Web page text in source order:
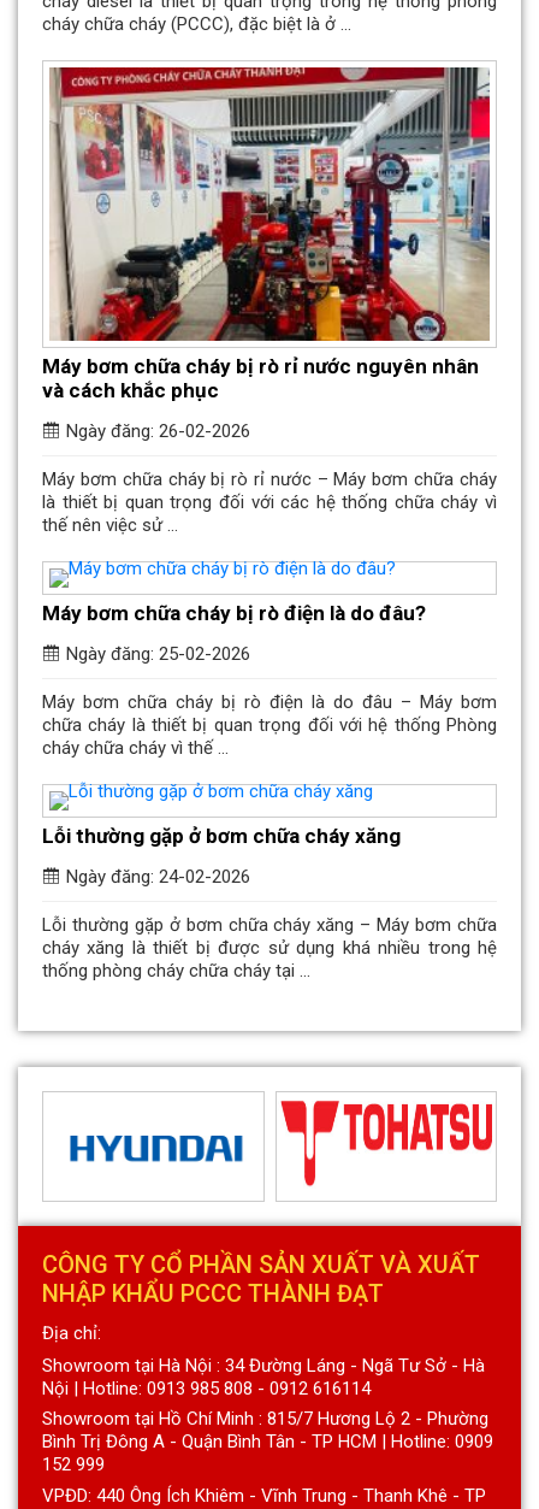
cháy chữa cháy (PCCC), đặc biệt là ở ...
Máy bơm chữa cháy bị rò rỉ nước nguyên nhân
và cách khắc phục
Ngày đăng: 26-02-2026
Máy bơm chữa cháy bị rò rỉ nước – Máy bơm chữa cháy
là thiết bị quan trọng đối với các hệ thống chữa cháy vì
thế nên việc sử ...
Máy bơm chữa cháy bị rò điện là do đâu?
Ngày đăng: 25-02-2026
Máy bơm chữa cháy bị rò điện là do đâu – Máy bơm
chữa cháy là thiết bị quan trọng đối với hệ thống Phòng
cháy chữa cháy vì thế ...
Lỗi thường gặp ở bơm chữa cháy xăng
Ngày đăng: 24-02-2026
Lỗi thường gặp ở bơm chữa cháy xăng – Máy bơm chữa
cháy xăng là thiết bị được sử dụng khá nhiều trong hệ
thống phòng cháy chữa cháy tại ...
CÔNG TY CỔ PHẦN SẢN XUẤT VÀ XUẤT
NHẬP KHẨU PCCC THÀNH ĐẠT
Địa chỉ:
Showroom tại Hà Nội : 34 Đường Láng - Ngã Tư Sở - Hà
Nội | Hotline: 0913 985 808 - 0912 616114
Showroom tại Hồ Chí Minh : 815/7 Hương Lộ 2 - Phường
Bình Trị Đông A - Quận Bình Tân - TP HCM | Hotline: 0909
152 999
VPĐD: 440 Ông Ích Khiêm - Vĩnh Trung - Thanh Khê - TP